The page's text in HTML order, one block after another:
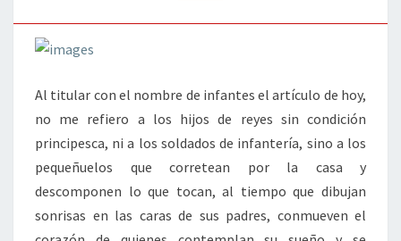
Al titular con el nombre de infantes el artículo de hoy,
no me refiero a los hijos de reyes sin condición
principesca, ni a los soldados de infantería, sino a los
pequeñuelos que corretean por la casa y
descomponen lo que tocan, al tiempo que dibujan
sonrisas en las caras de sus padres, conmueven el